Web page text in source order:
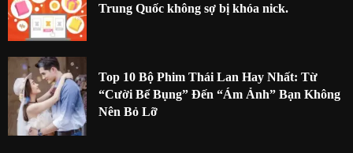
Trung Quốc không sợ bị khóa nick.
Top 10 Bộ Phim Thái Lan Hay Nhất: Từ
“Cười Bể Bụng” Đến “Ám Ảnh” Bạn Không
Nên Bỏ Lỡ